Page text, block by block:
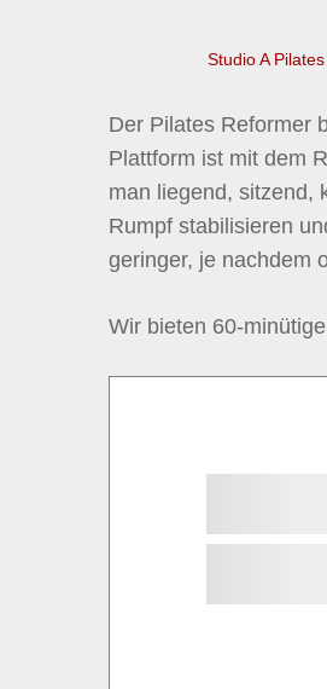
Studio A Pilates
Der Pilates Reformer
Plattform ist mit dem
man liegend, sitzend,
Rumpf stabilisieren
geringer, je nachdem
Wir bieten 60-